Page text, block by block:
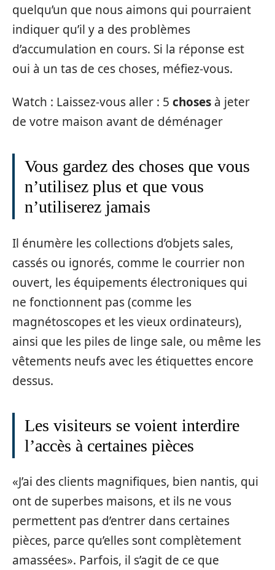
quelqu’un que nous aimons qui pourraient
indiquer qu’il y a des problèmes
d’accumulation en cours. Si la réponse est
oui à un tas de ces choses, méfiez-vous.
Watch : Laissez-vous aller : 5 choses à jeter
de votre maison avant de déménager
Vous gardez des choses que vous
n’utilisez plus et que vous
n’utiliserez jamais
Il énumère les collections d’objets sales,
cassés ou ignorés, comme le courrier non
ouvert, les équipements électroniques qui
ne fonctionnent pas (comme les
magnétoscopes et les vieux ordinateurs),
ainsi que les piles de linge sale, ou même les
vêtements neufs avec les étiquettes encore
dessus.
Les visiteurs se voient interdire
l’accès à certaines pièces
«J’ai des clients magnifiques, bien nantis, qui
ont de superbes maisons, et ils ne vous
permettent pas d’entrer dans certaines
pièces, parce qu’elles sont complètement
amassées». Parfois, il s’agit de ce que